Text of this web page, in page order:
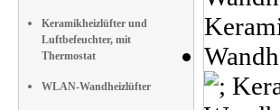
Keramikheizlüfter und
Luftbefeuchter, mit
Thermostat
WLAN-Wandheizlüfter